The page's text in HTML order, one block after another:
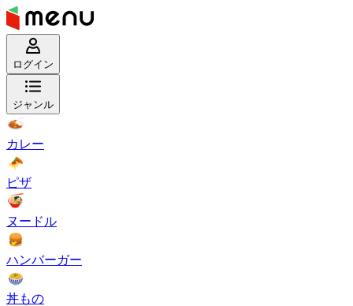
ログイン
ジャンル
カレー
ピザ
ヌードル
ハンバーガー
丼もの